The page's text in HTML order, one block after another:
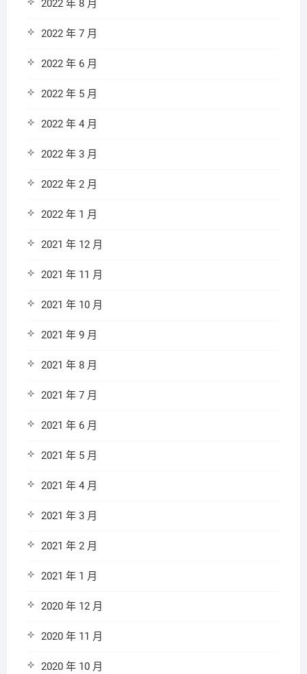
2022 年 8 月
2022 年 7 月
2022 年 6 月
2022 年 5 月
2022 年 4 月
2022 年 3 月
2022 年 2 月
2022 年 1 月
2021 年 12 月
2021 年 11 月
2021 年 10 月
2021 年 9 月
2021 年 8 月
2021 年 7 月
2021 年 6 月
2021 年 5 月
2021 年 4 月
2021 年 3 月
2021 年 2 月
2021 年 1 月
2020 年 12 月
2020 年 11 月
2020 年 10 月